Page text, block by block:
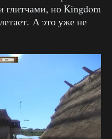
глитчами, но Kingdom
А это уже не